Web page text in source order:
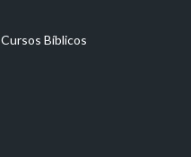
Cursos Bíblicos